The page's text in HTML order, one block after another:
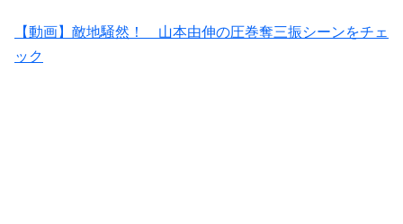
【動画】敵地騒然！ 山本由伸の圧巻奪三振シーンをチェ
ック